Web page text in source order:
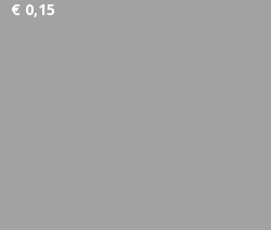
€ 0,15